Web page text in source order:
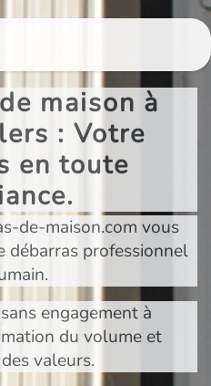
maison à
: Votre
en toute
de-maison.com vous
débarras professionnel
engagement à
du volume et
valeurs.